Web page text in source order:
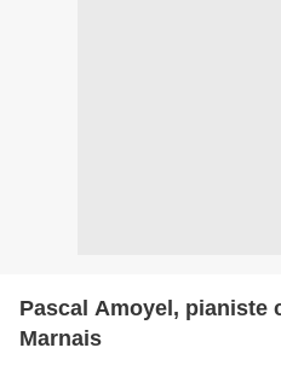
Pascal Amoyel, pianiste
Marnais